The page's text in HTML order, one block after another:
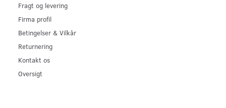
Fragt og levering
Firma profil
Betingelser & Vilkår
Returnering
Kontakt os
Oversigt